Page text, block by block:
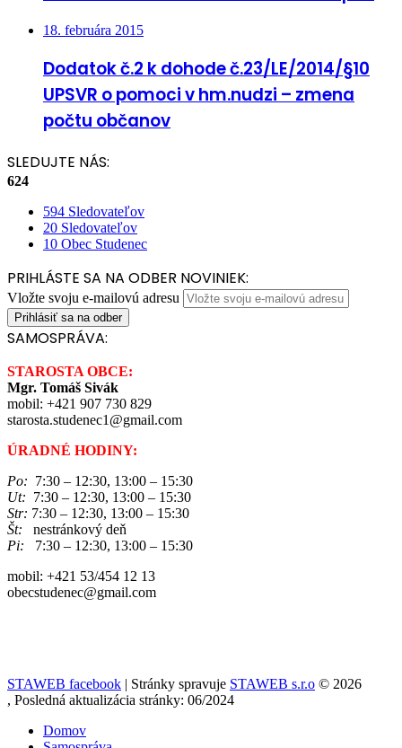
18. februára 2015
Dodatok č.2 k dohode č.23/LE/2014/§10
UPSVR o pomoci v hm.nudzi – zmena
počtu občanov
SLEDUJTE NÁS:
624
594 Sledovateľov
20 Sledovateľov
10 Obec Studenec
PRIHLÁSTE SA NA ODBER NOVINIEK:
Vložte svoju e-mailovú adresu
SAMOSPRÁVA:
STAROSTA OBCE:
Mgr. Tomáš Sivák
mobil: +421 907 730 829
starosta.studenec1@gmail.com
ÚRADNÉ HODINY:
Po: 7:30 – 12:30, 13:00 – 15:30
Ut: 7:30 – 12:30, 13:00 – 15:30
Str: 7:30 – 12:30, 13:00 – 15:30
Št: nestránkový deň
Pi: 7:30 – 12:30, 13:00 – 15:30
mobil: +421 53/454 12 13
obecstudenec@gmail.com
STAWEB facebook | Stránky spravuje STAWEB s.r.o © 2026
, Posledná aktualizácia stránky: 06/2024
Domov